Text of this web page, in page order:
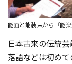
能面と能装束から『能
日本古来の伝統
落語などは初め